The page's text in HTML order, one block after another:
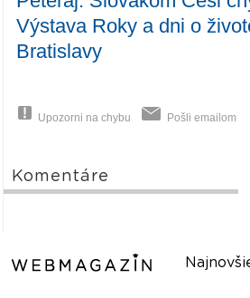
Výstava Roky a dni o
Bratislavy
Upozorni na chybu Pošli emailom
Komentáre